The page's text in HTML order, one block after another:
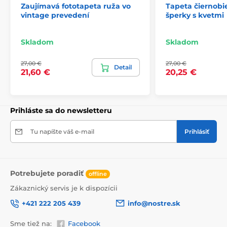
Pri tapetách s výškou 270 cm sa motív prispôsobuje
kliknutí na konkrétny rozmer na stránke si môžete
pozrieť presný náhľad. Každá tapeta sa skladá z pásov
245x270(5 pásov), 294x270
Zaujímavá fototapeta ruža vo
vintage prevedení
Skladom
27,00 €
21,60 €
Detail
Tapeta
šperky s kvetmi
Skladom
27,00 €
20,25 €
Prihláste sa do newsletteru
Tu napíšte váš e-mail Prihlásiť
Potrebujete poradiť offline
Zákaznický servis je k dispozícii
+421 222 205 439
info@nostre.sk
Sme tiež na: Facebook